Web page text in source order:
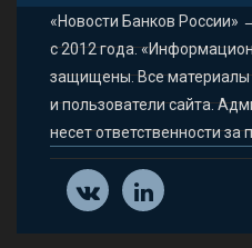
«Новости Банков России»
с 2012 года.
защищены. Все материалы
и пользователи сайта.
несет ответственности за